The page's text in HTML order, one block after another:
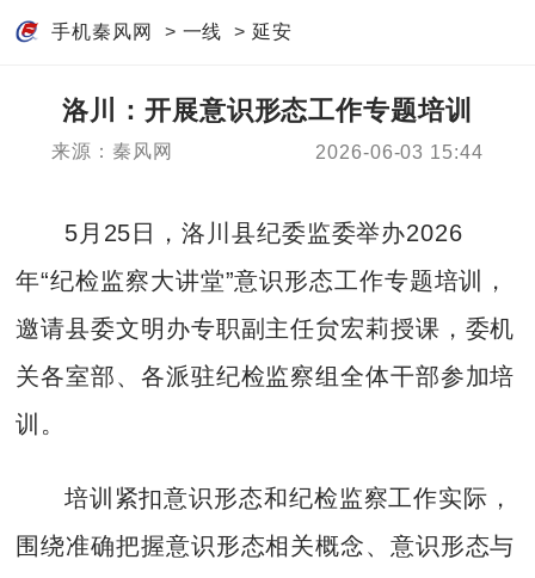
手机秦风网 > 一线 > 延安
洛川：开展意识形态工作专题培训
来源：秦风网 2026-06-03 15:44
5月25日，洛川县纪委监委举办2026
年“纪检监察大讲堂”意识形态工作专题培训，
邀请县委文明办专职副主任贠宏莉授课，委机
关各室部、各派驻纪检监察组全体干部参加培
训。
培训紧扣意识形态和纪检监察工作实际，
围绕准确把握意识形态相关概念、意识形态与